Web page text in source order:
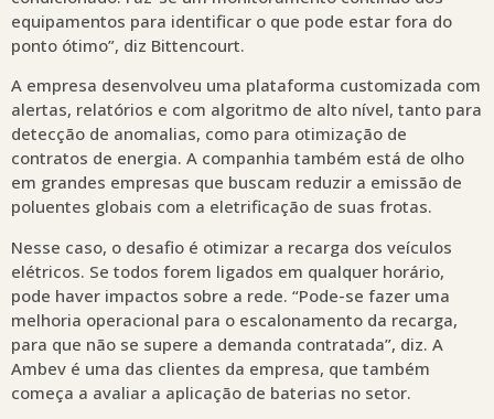
equipamentos para identificar o que pode estar fora do
ponto ótimo”, diz Bittencourt.
A empresa desenvolveu uma plataforma customizada com
alertas, relatórios e com algoritmo de alto nível, tanto para
detecção de anomalias, como para otimização de
contratos de energia. A companhia também está de olho
em grandes empresas que buscam reduzir a emissão de
poluentes globais com a eletrificação de suas frotas.
Nesse caso, o desafio é otimizar a recarga dos veículos
elétricos. Se todos forem ligados em qualquer horário,
pode haver impactos sobre a rede. “Pode-se fazer uma
melhoria operacional para o escalonamento da recarga,
para que não se supere a demanda contratada”, diz. A
Ambev é uma das clientes da empresa, que também
começa a avaliar a aplicação de baterias no setor.